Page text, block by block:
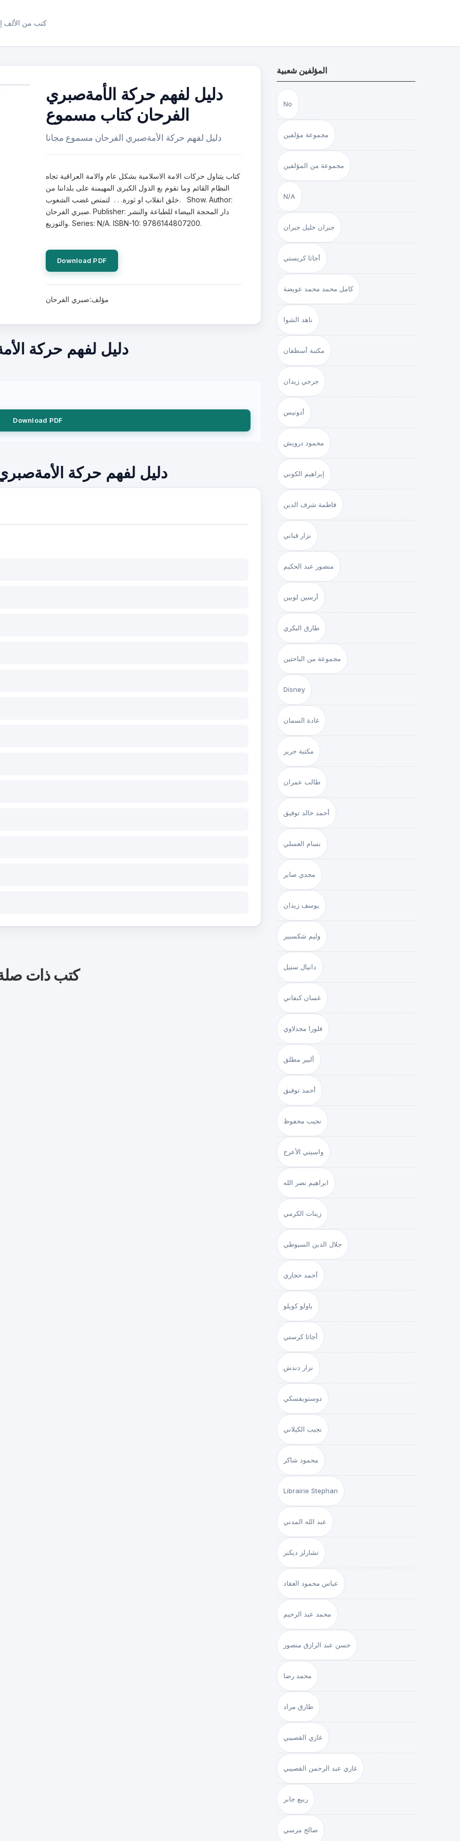
كتب من الألف
دليل لفهم حركة الأمةصبري
الفرحان كتاب مسموع
دليل لفهم حركة الأمةصبري الفرحان مسموع مجانا
كتاب يتناول حركات الامة الاسلامية بشكل عام والامة العراقية تجاه
النظام القائم وما تقوم بع الدول الكبرى المهيمنة على بلداننا من
خلق انقلاب او ثورة. . . لتمتص غضب الشعوب. Show. Author:
صبري الفرحان. Publisher: دار المحجة البيضاء للطباعة والنشر
والتوزيع. Series: N/A. ISBN-10: 9786144807200.
Download PDF
مؤلف:صبري الفرحان
دليل لفهم حركة
Download PDF
دليل لفهم حركة
كتب ذات
المؤلفين شعبية
No
مجموعة مؤلفين
مجموعة من المؤلفين
N/A
جبران خليل جبران
أجاثا كريستي
كامل محمد محمد عويضة
ناهد الشوا
مكتبة أسطفان
جرجي زيدان
أدونيس
محمود درويش
إبراهيم الكوني
فاطمة شرف الدين
نزار قباني
منصور عبد الحكيم
أرسين لوبين
طارق البكري
مجموعة من الباحثين
Disney
غادة السمان
مكتبة جرير
طالب عمران
أحمد خالد توفيق
بسام العسلي
مجدي صابر
يوسف زيدان
وليم شكسبير
دانيال ستيل
غسان كنفاني
فلورا مجدلاوي
ألبير مطلق
أحمد توفيق
نجيب محفوظ
واسيني الأعرج
ابراهيم نصر الله
زينات الكرمي
جلال الدين السيوطي
أحمد حجازي
باولو كويلو
أجاثا كرستي
نزار دندش
دوستويفسكي
نجيب الكيلاني
محمود شاكر
Librairie Stephan
عبد الله المدني
تشارلز ديكنز
عباس محمود العقاد
محمد عبد الرحيم
حسن عبد الرازق منصور
محمد رضا
طارق مراد
غازي القصيبي
غازي عبد الرحمن القصيبي
ربيع جابر
صالح مرسي